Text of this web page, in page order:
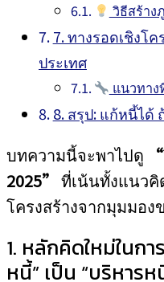
วิธีสร้า
7. ทางรอดเชิงโ
ประเทศ
แนวทา
8. สรุป: แก้หนี้ได้
บทความนี้จะพาไปดู
2025” ที่เน้นทั้งแนวคิ
โครงสร้างจากมุมมอ
1. หลักคิดใหม่ในก
หนี้” เป็น “บริหารห